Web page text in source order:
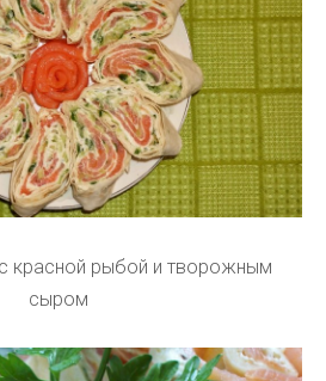
красной рыбой и творожным
сыром